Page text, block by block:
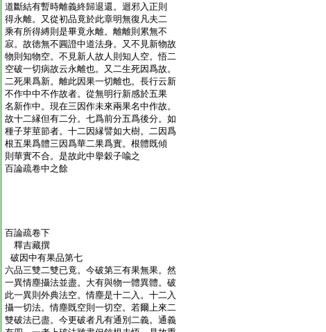
道斷結有暫時離義終歸退還。迴邪入正則
得永離。又從初品竟於此章明無復凡夫二
乘有所得縛則是畢竟永離。離離則累無不
寂。故徳無不圓證中道法身。又不見新物故
物則知物空。不見新人故人則知人空。悟二
空破一切病故云永離也。又二生死因爲故。
二死果爲新。離此因果一切離也。長行云新
不作中中不作故者。從無明行新感於五果
名新作中。現在三因作未來兩果名中作故。
故十二縁但有二分。七爲前分五爲後分。如
種子芽莖節者。十二因縁譬如大樹。二因爲
根五果爲體三因爲華二果爲實。根體既傾
則華實不合。是故此中擧穀子喩之
百論疏卷中之餘
百論疏卷下
釋吉藏撰
破因中有果品第七
六品三雙二雙已竟。今破第三有果無果。然
一異情塵攝法並盡。大有與物一體異體。破
此一異則外典法空。情塵是十二入。十二入
攝一切法。情塵既空則一切空。若爾上來二
雙破法已盡。今更破者凡有通別二義。通義